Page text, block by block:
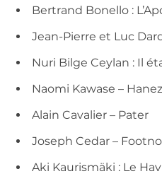
Bertrand Bonello :
Jean-Pierre et Luc
Nuri Bilge Ceylan : Il
Naomi Kawase –
Alain Cavalier – Pater
Joseph Cedar –
Aki Kaurismäki : Le